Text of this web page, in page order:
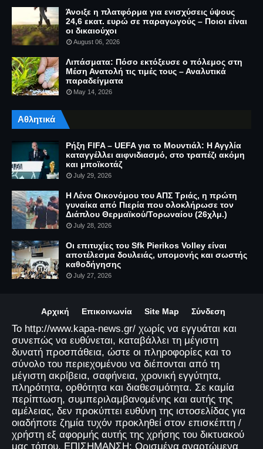
Άνοιξε η πλατφόρμα για ενισχύσεις ύψους
24,6 εκατ. ευρώ σε παραγωγούς – Ποιοι είναι
οι δικαιούχοι
August 06, 2026
Λιπάσματα: Πόσο εκτόξευσε ο πόλεμος στη
Μέση Ανατολή τις τιμές τους – Αναλυτικά
παραδείγματα
May 14, 2026
Αθλητικά
Ρήξη FIFA – UEFA για το Μουντιάλ: Η Αγγλία
καταγγέλλει αιφνιδιασμό, στο τραπέζι ακόμη
και μποϊκοτάζ
July 29, 2026
Η Λένα Οικονόμου του ΑΠΣ Τριάς, η πρώτη
γυναίκα από Πιερία που ολοκλήρωσε τον
Διάπλου Θερμαϊκού/Τορωναίου (26χλμ.)
July 28, 2026
Οι επιτυχίες του Sfk Pierikos Volley είναι
αποτέλεσμα δουλειάς, υπομονής και σωστής
καθοδήγησης
July 27, 2026
Αρχική Επικοινωνία Site Map Σύνδεση
Το http://www.kapa-news.gr/ χωρίς να εγγυάται και
συνεπώς να ευθύνεται, καταβάλλει τη μέγιστη
δυνατή προσπάθεια, ώστε οι πληροφορίες και το
σύνολο του περιεχομένου να διέπονται από τη
μέγιστη ακρίβεια, σαφήνεια, χρονική εγγύτητα,
πληρότητα, ορθότητα και διαθεσιμότητα. Σε καμία
περίπτωση, συμπεριλαμβανομένης και αυτής της
αμέλειας, δεν προκύπτει ευθύνη της ιστοσελίδας για
οιαδήποτε ζημία τυχόν προκληθεί στον επισκέπτη /
χρήστη εξ αφορμής αυτής της χρήσης του δικτυακού
μας τόπου. ΕΠΙΣΗΜΑΝΣΗ: Ορισμένα αναρτώμενα